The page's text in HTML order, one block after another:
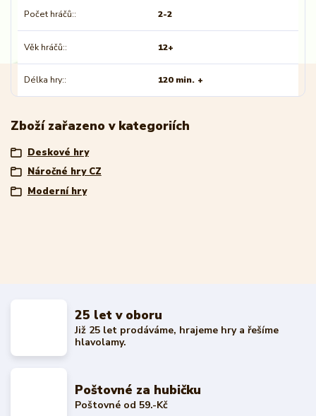
Počet hráčů: 2-2
Věk hráčů: 12+
Délka hry: 120 min. +
Zboží zařazeno v kategoriích
Deskové hry
Náročné hry CZ
Moderní hry
25 let v oboru
Již 25 let prodáváme, hrajeme hry a řešíme
hlavolamy.
Poštovné za hubičku
Poštovné od 59.-Kč